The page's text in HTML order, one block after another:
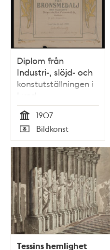
Diplom från
Industri-, slöjd- och
konstutställningen i
Lund
Tid
1907
Typ
Bildkonst
Tessins hemlighet